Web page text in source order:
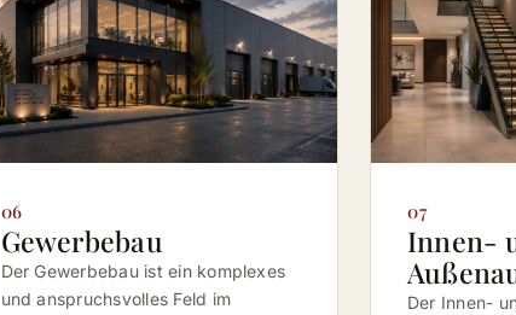
06
Gewerbebau
Der Gewerbebau ist ein komplexes
und anspruchsvolles Feld im
07
Innen-
Der Innen-